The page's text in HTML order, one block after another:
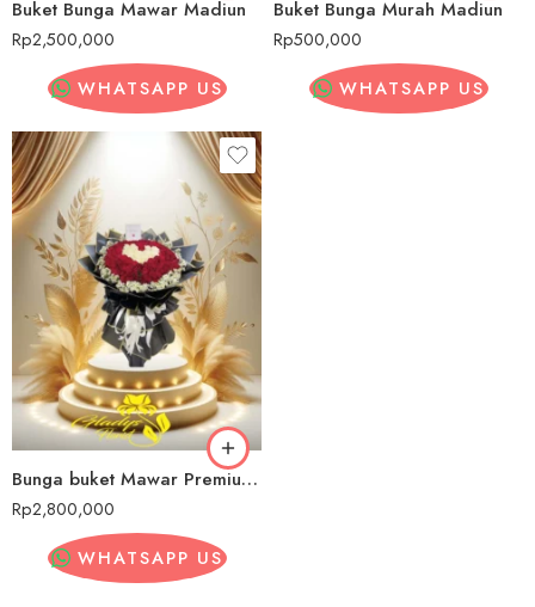
Buket Bunga Mawar Madiun
Rp2,500,000
WHATSAPP US
Buket Bunga Murah Madiun
Rp500,000
WHATSAPP US
Bunga buket Mawar Premium Madiun
Rp2,800,000
WHATSAPP US